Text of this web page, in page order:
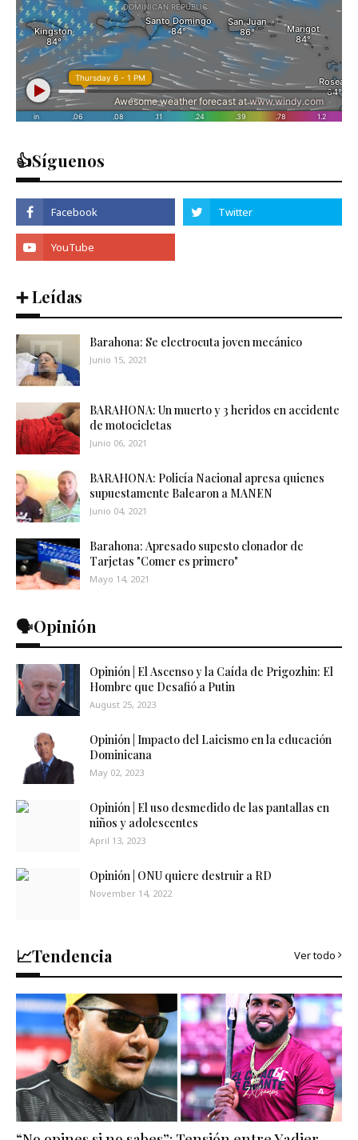
👍Síguenos
➕ Leídas
Barahona: Se electrocuta joven mecánico
Junio 15, 2021
BARAHONA: Un muerto y 3 heridos en accidente
de motocicletas
Junio 06, 2021
BARAHONA: Policía Nacional apresa quienes
supuestamente Balearon a MANEN
Junio 04, 2021
Barahona: Apresado supesto clonador de
Tarjetas "Comer es primero"
Mayo 14, 2021
🗣️Opinión
Opinión | El Ascenso y la Caída de Prigozhin: El
Hombre que Desafió a Putin
August 25, 2023
Opinión | Impacto del Laicismo en la educación
Dominicana
May 02, 2023
Opinión | El uso desmedido de las pantallas en
niños y adolescentes
April 13, 2023
Opinión | ONU quiere destruir a RD
November 14, 2022
📈Tendencia Ver todo